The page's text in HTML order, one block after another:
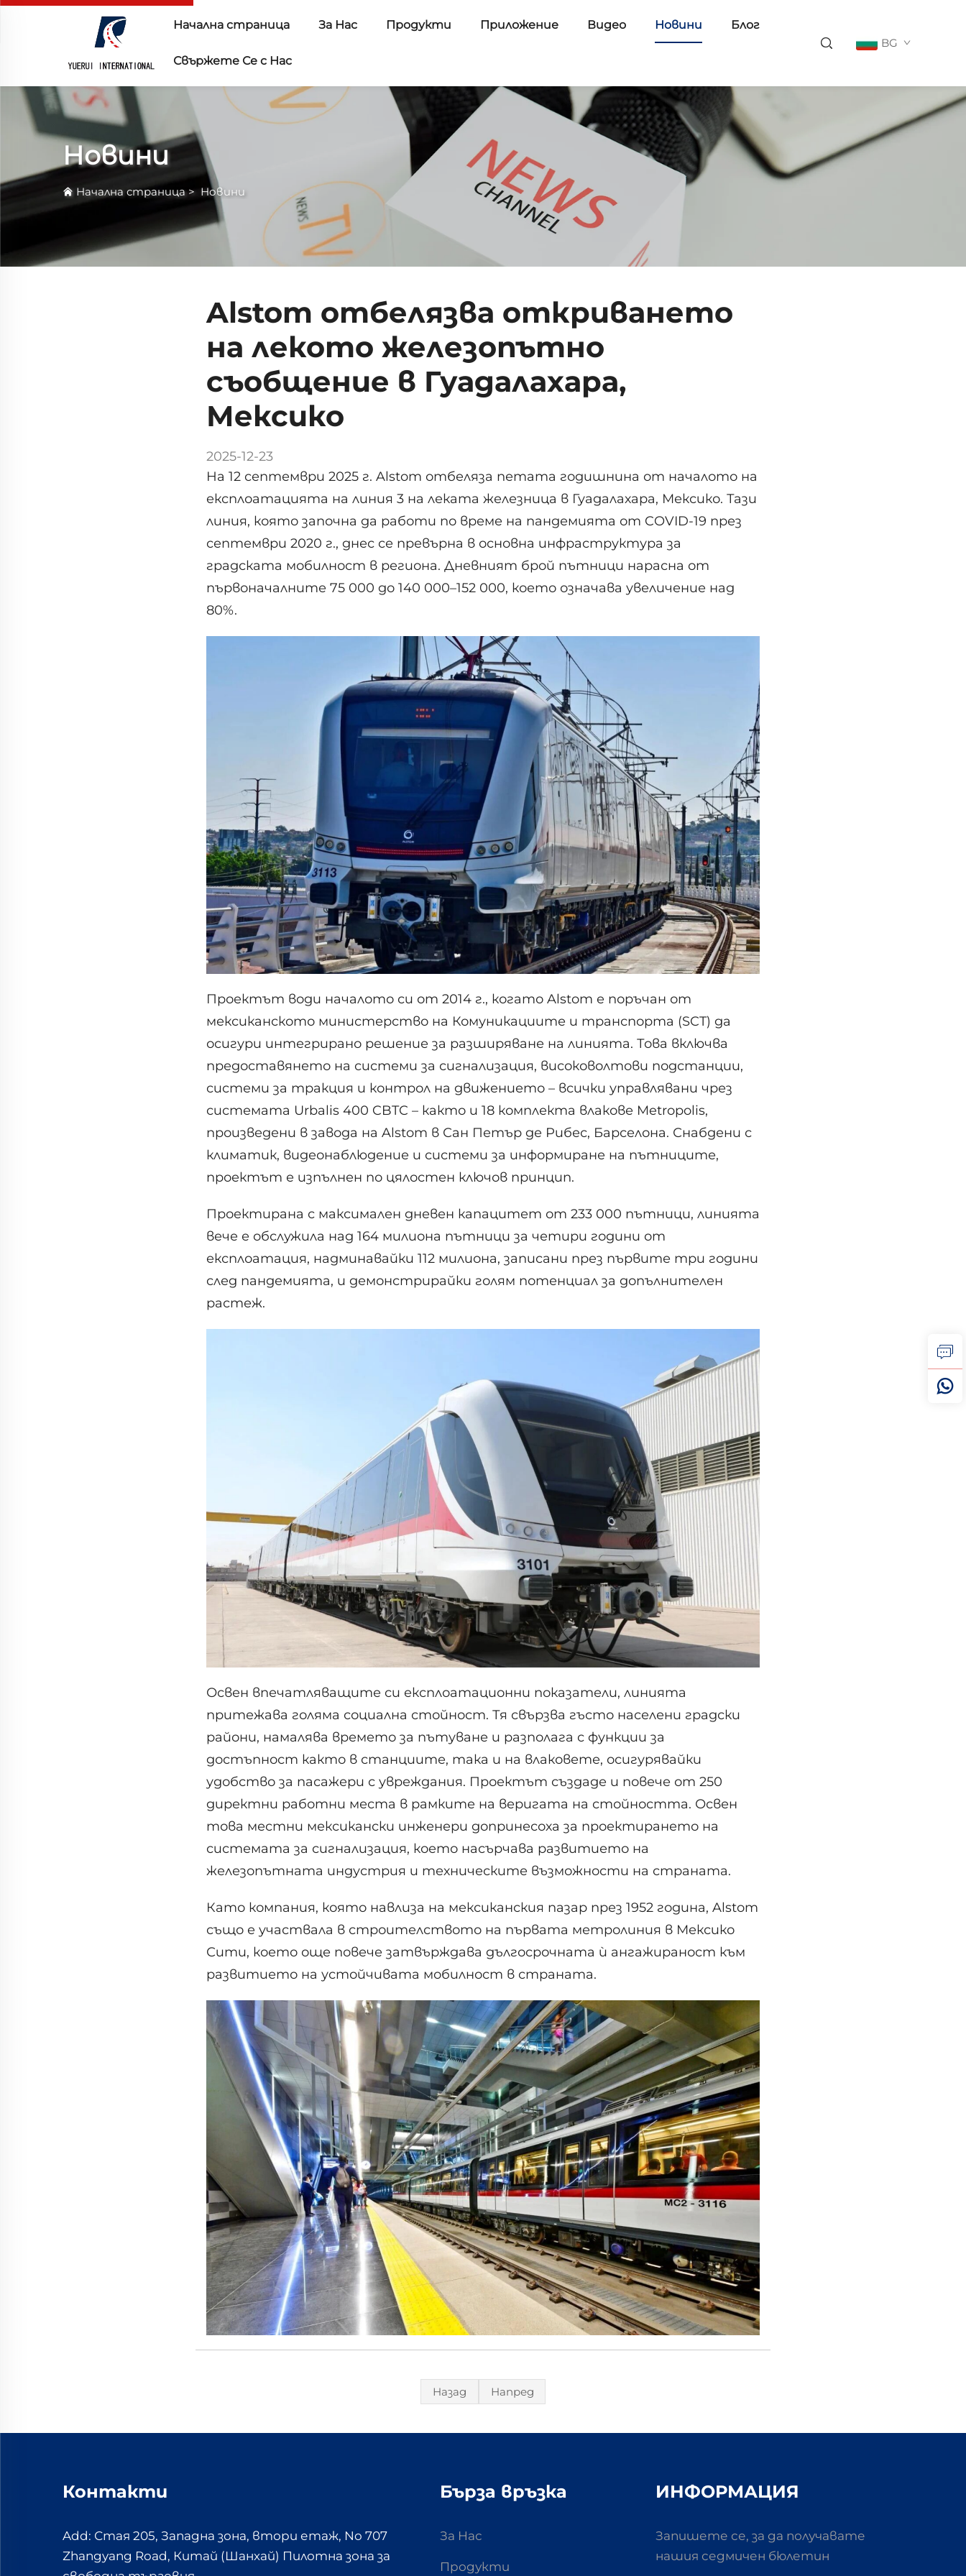
Начална страница За Нас Продукти Приложение Видео Новини Блог
Свържете Се с Нас
BG
Новини
Начална страница> Новини
Alstom отбелязва откриването
на лекото железопътно
съобщение в Гуадалахара,
Мексико
2025-12-23
На 12 септември 2025 г. Alstom отбеляза петата годишнина от началото на
експлоатацията на линия 3 на леката железница в Гуадалахара, Мексико. Тази
линия, която започна да работи по време на пандемията от COVID-19 през
септември 2020 г., днес се превърна в основна инфраструктура за
градската мобилност в региона. Дневният брой пътници нарасна от
първоначалните 75 000 до 140 000–152 000, което означава увеличение над
80%.
Проектът води началото си от 2014 г., когато Alstom е поръчан от
мексиканското министерство на Комуникациите и транспорта (SCT) да
осигури интегрирано решение за разширяване на линията. Това включва
предоставянето на системи за сигнализация, високоволтови подстанции,
системи за тракция и контрол на движението – всички управлявани чрез
системата Urbalis 400 CBTC – както и 18 комплекта влакове Metropolis,
произведени в завода на Alstom в Сан Петър де Рибес, Барселона. Снабдени с
климатик, видеонаблюдение и системи за информиране на пътниците,
проектът е изпълнен по цялостен ключов принцип.
Проектирана с максимален дневен капацитет от 233 000 пътници, линията
вече е обслужила над 164 милиона пътници за четири години от
експлоатация, надминавайки 112 милиона, записани през първите три години
след пандемията, и демонстрирайки голям потенциал за допълнителен
растеж.
Освен впечатляващите си експлоатационни показатели, линията
притежава голяма социална стойност. Тя свързва гъсто населени градски
райони, намалява времето за пътуване и разполага с функции за
достъпност както в станциите, така и на влаковете, осигурявайки
удобство за пасажери с увреждания. Проектът създаде и повече от 250
директни работни места в рамките на веригата на стойността. Освен
това местни мексикански инженери допринесоха за проектирането на
системата за сигнализация, което насърчава развитието на
железопътната индустрия и техническите възможности на страната.
Като компания, която навлиза на мексиканския пазар през 1952 година, Alstom
също е участвала в строителството на първата метролиния в Мексико
Сити, което още повече затвърждава дългосрочната ѝ ангажираност към
развитието на устойчивата мобилност в страната.
Назад Напред
Контакти
Add: Стая 205, Западна зона, втори етаж, No 707
Zhangyang Road, Китай (Шанхай) Пилотна зона за
Бърза връзка
За Нас
Продукти
ИНФОРМАЦИЯ
Запишете се, за да получавате
нашия седмичен бюлетин